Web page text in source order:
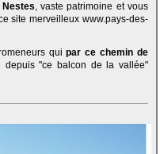
Nestes, vaste patrimoine et vous
site merveilleux www.pays-des-
quipar ce chemin de
depuis "ce balcon de la vallée"